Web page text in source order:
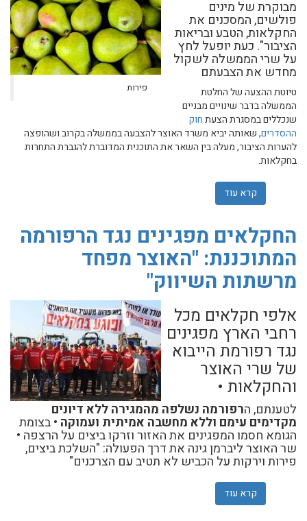
פירות
מבוקרת של מינים
פולשים, המסכנים את
החקלאות, הטבע ובריאות
הציבור". כעת יופעל לחץ
על שרי הממשלה לשקול
מחדש את הצבעתם
טיוטת ההצעה של החלטת
הממשלה בדבר שינויים מבניים
שנכללים במסגרת הצעתחוק
ההסדרים, שאותה יביא משרד האוצר להצבעה בממשלה בקרוב ושהופצה
להערות הציבור, מעלה בין השאר את התוכנית המדוברת להגברת התחרות
בחקלאות.
קרא עוד
החקלאים מפגינים נגד הרפורמה
המתוכננת: "האוצר מפחד
מרשתות השיווק"
אלפי חקלאים מכל
רחבי הארץ מפגינים
נגד רפורמת הייבוא
של שרי האוצר
והחקלאות •
לטענתם, הרפורמה נשלפה מהמגירה ללא דיונים
מקדימים עימם וללא מחשבה אמיתית ועמוקה • בצומת
הגומא חסמו המפגינים את האזור וזרקו ביצים על הרצפה •
שר האוצר ליברמן גינה את דרך הפעולה: "השלכת ביצים,
פירות וירקות על הכביש לא תטיב עם הצרכנים"
קרא עוד